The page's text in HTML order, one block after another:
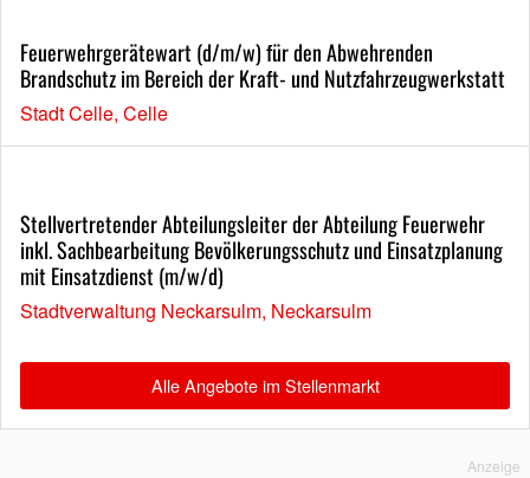
Feuerwehrgerätewart (d/m/w) für den Abwehrenden
Brandschutz im Bereich der Kraft- und Nutzfahrzeugwerkstatt
Stadt Celle, Celle
Stellvertretender Abteilungsleiter der Abteilung Feuerwehr
inkl. Sachbearbeitung Bevölkerungsschutz und Einsatzplanung
mit Einsatzdienst (m/w/d)
Stadtverwaltung Neckarsulm, Neckarsulm
Alle Angebote im Stellenmarkt
Anzeige